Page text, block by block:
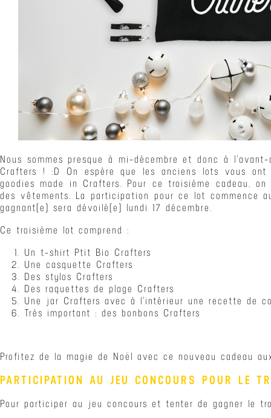
Nous sommes presque à mi-décembre et donc à
Crafters ! :D On espère que les anciens lots vous
goodies made in Crafters. Pour ce troisième cadeau,
des vêtements. La participation pour ce lot commence
gagnant(e) sera dévoilé(e) lundi 17 décembre.
Ce troisième lot comprend :
​Un t-shirt Ptit Bio Crafters
Une casquette Crafters
Des stylos Crafters
Des raquettes de plage Crafters
Une jar Crafters avec à l'intérieur une recette de
Très important : des bonbons Crafters
Profitez de la magie de Noël avec ce nouveau cadeau
PARTICIPATION AU JEU CONCOURS POUR LE
Pour participer au jeu concours et tenter de gagner le